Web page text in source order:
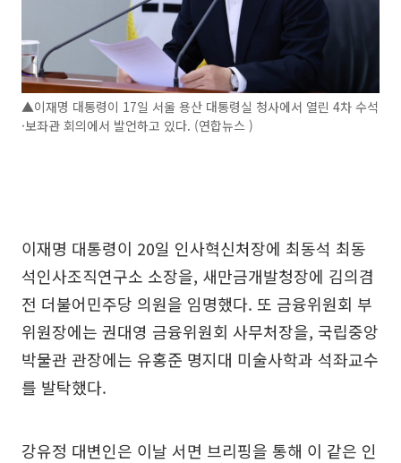
▲이재명 대통령이 17일 서울 용산 대통령실 청사에서 열린 4차 수석
·보좌관 회의에서 발언하고 있다. (연합뉴스 )
이재명 대통령이 20일 인사혁신처장에 최동석 최동
석인사조직연구소 소장을, 새만금개발청장에 김의겸
전 더불어민주당 의원을 임명했다. 또 금융위원회 부
위원장에는 권대영 금융위원회 사무처장을, 국립중앙
박물관 관장에는 유홍준 명지대 미술사학과 석좌교수
를 발탁했다.
강유정 대변인은 이날 서면 브리핑을 통해 이 같은 인